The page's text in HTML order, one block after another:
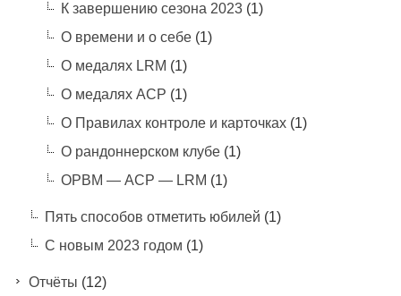
К завершению сезона 2023(1)
О времени и о себе(1)
О медалях LRM (1)
О медалях АСР (1)
О Правилах контроле и карточках(1)
О рандоннерском клубе(1)
ОРВМ — АСР — LRM (1)
Пять способов отметить юбилей (1)
С новым 2023 годом (1)
Отчёты (12)